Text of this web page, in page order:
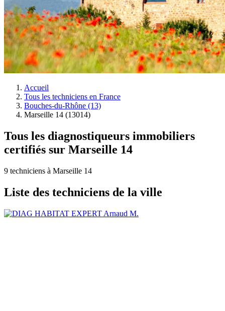
Accueil
Tous les techniciens en France
Bouches-du-Rhône (13)
Marseille 14 (13014)
Tous les diagnostiqueurs immobiliers
certifiés sur Marseille 14
9 techniciens à Marseille 14
Liste des techniciens de la ville
Arnaud M.